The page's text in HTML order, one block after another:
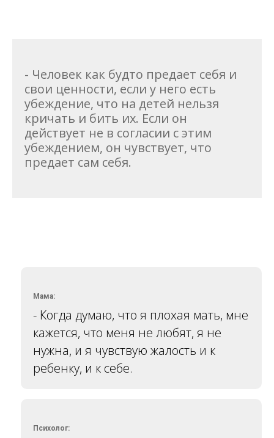
- Человек как будто предает себя и
свои ценности, если у него есть
убеждение, что на детей нельзя
кричать и бить их. Если он
действует не в согласии с этим
убеждением, он чувствует, что
предает сам себя.
Мама:
- Когда думаю, что я плохая мать, мне
кажется, что меня не любят, я не
нужна, и я чувствую жалость и к
ребенку, и к себе.
Психолог: